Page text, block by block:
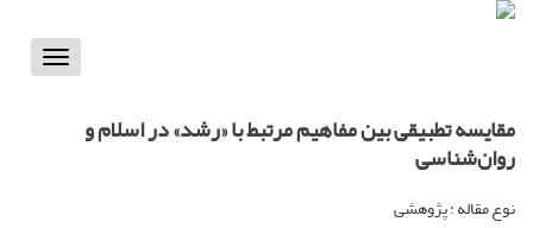
Toggle
مقایسه تطبیقی بین مفاهیم مرتبط با «رشد» در اسلام و
روان‌شناسی
نوع مقاله : پژوهشی